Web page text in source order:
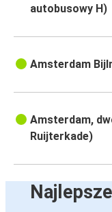
autobusowy H)
Amsterdam
Amsterdam,
Ruijterkade)